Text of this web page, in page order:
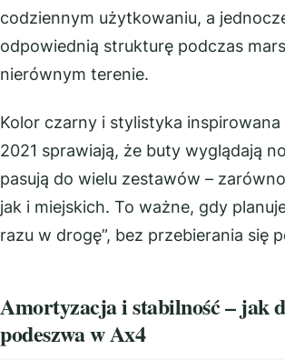
codziennym użytkowaniu, a
odpowiednią strukturę podczas
nierównym terenie.
Kolor czarny i stylistyka inspirowana
2021 sprawiają, że buty wyglądają
pasują do wielu zestawów –
jak i miejskich. To ważne, gdy
razu w drogę”, bez przebierania się
Amortyzacja i stabilność – jak
podeszwa w Ax4